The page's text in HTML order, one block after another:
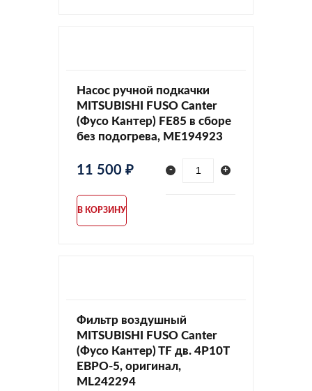
Насос ручной подкачки
MITSUBISHI FUSO Canter
(Фусо Кантер) FE85 в сборе
без подогрева, ME194923
11 500 ₽ - +
В КОРЗИНУ
Фильтр воздушный
MITSUBISHI FUSO Canter
(Фусо Кантер) TF дв. 4P10T
ЕВРО-5, оригинал,
ML242294